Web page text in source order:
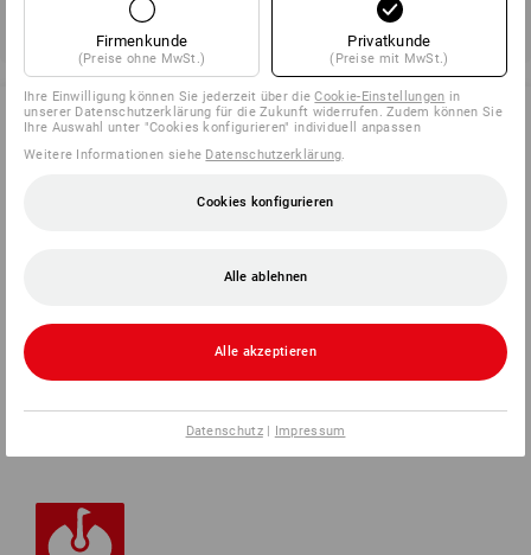
SERVICE 0 60 50 / 97 10 12
ZAHLARTEN
Firmenkunde
(Preise ohne MwSt.)
Privatkunde
(Preise mit MwSt.)
Ihre Einwilligung können Sie jederzeit über dieCookie-Einstellungen in
unserer Datenschutzerklärung für die Zukunft widerrufen. Zudem können Sie
Ihre Auswahl unter "Cookies konfigurieren" individuell anpassen
Weitere Informationen siehe Datenschutzerklärung.
Cookies konfigurieren
Alle ablehnen
Alle akzeptieren
Datenschutz| Impressum